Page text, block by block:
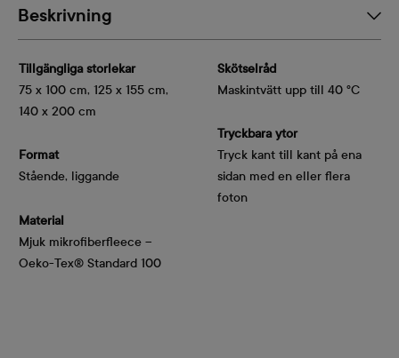
Beskrivning
Tillgängliga storlekar
75 x 100 cm, 125 x 155 cm,
140 x 200 cm
Format
Stående, liggande
Material
Mjuk mikrofiberfleece –
Oeko-Tex® Standard 100
Skötselråd
Maskintvätt upp till 40 °C
Tryckbara ytor
Tryck kant till kant på ena
sidan med en eller flera
foton